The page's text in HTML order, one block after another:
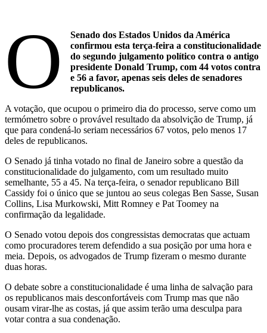
O
Senado dos Estados Unidos da América
confirmou esta terça-feira a constitucionalidade
do segundo julgamento político contra o antigo
presidente Donald Trump, com 44 votos contra
e 56 a favor, apenas seis deles de senadores
republicanos.
A votação, que ocupou o primeiro dia do processo, serve como um
termómetro sobre o provável resultado da absolvição de Trump, já
que para condená-lo seriam necessários 67 votos, pelo menos 17
deles de republicanos.
O Senado já tinha votado no final de Janeiro sobre a questão da
constitucionalidade do julgamento, com um resultado muito
semelhante, 55 a 45. Na terça-feira, o senador republicano Bill
Cassidy foi o único que se juntou ao seus colegas Ben Sasse, Susan
Collins, Lisa Murkowski, Mitt Romney e Pat Toomey na
confirmação da legalidade.
O Senado votou depois dos congressistas democratas que actuam
como procuradores terem defendido a sua posição por uma hora e
meia. Depois, os advogados de Trump fizeram o mesmo durante
duas horas.
O debate sobre a constitucionalidade é uma linha de salvação para
os republicanos mais desconfortáveis com Trump mas que não
ousam virar-lhe as costas, já que assim terão uma desculpa para
votar contra a sua condenação.